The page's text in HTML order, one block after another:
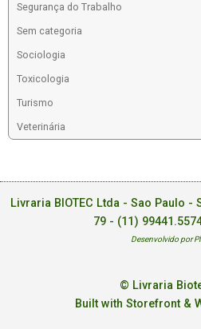
Segurança do Trabalho
Sem categoria
Sociologia
Toxicologia
Turismo
Veterinária
Livraria BIOTEC Ltda - Sao Paulo -
79 - (11)
Desenvolvido por
© Livraria
Built with Storefront &